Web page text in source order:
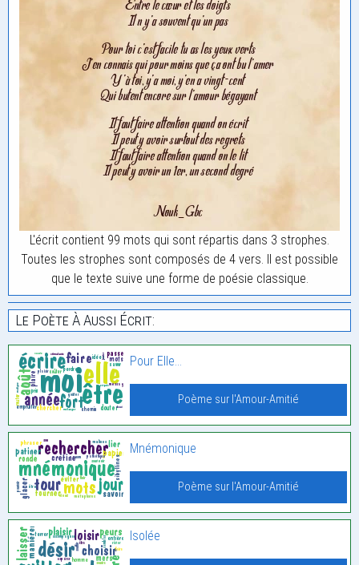
L'écrit contient 99 mots qui sont répartis dans 3 strophes.
Toutes les strophes sont composés de 4 vers. Il est possible
que le texte suive une forme de poésie classique.
Le Poète À Aussi Écrit:
Pour Elle…
Poème sur l'Amour-Amitié
Mnémonique
Poème sur l'Amour-Amitié
Isolée